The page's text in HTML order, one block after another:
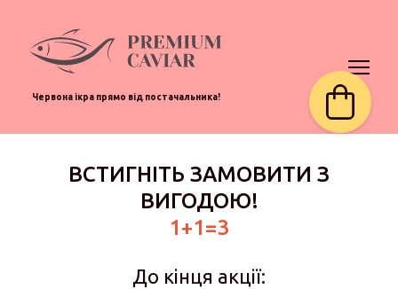
Червона ікра прямо від постачальника!
ВСТИГНІТЬ ЗАМОВИТИ З
ВИГОДОЮ!
1+1=3
До кінця акції: